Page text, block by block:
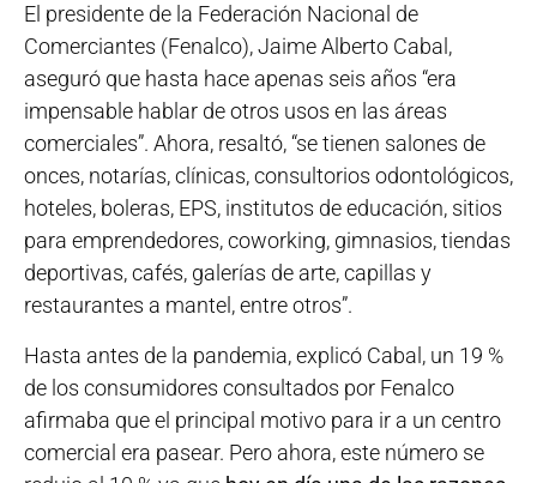
El presidente de la Federación Nacional de
Comerciantes (Fenalco), Jaime Alberto Cabal,
aseguró que hasta hace apenas seis años “era
impensable hablar de otros usos en las áreas
comerciales”. Ahora, resaltó, “se tienen salones de
onces, notarías, clínicas, consultorios odontológicos,
hoteles, boleras, EPS, institutos de educación, sitios
para emprendedores, coworking, gimnasios, tiendas
deportivas, cafés, galerías de arte, capillas y
restaurantes a mantel, entre otros”.
Hasta antes de la pandemia, explicó Cabal, un 19 %
de los consumidores consultados por Fenalco
afirmaba que el principal motivo para ir a un centro
comercial era pasear. Pero ahora, este número se